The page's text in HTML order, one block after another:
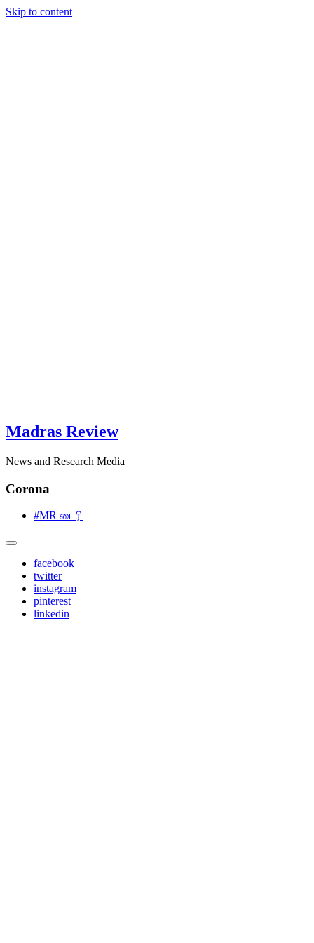
Skip to content
Madras Review
News and Research Media
Corona
#MR டைரி
facebook
twitter
instagram
pinterest
linkedin